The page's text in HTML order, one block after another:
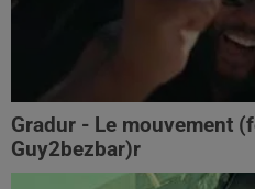
Gradur - Le mouvement
Guy2bezbar)r